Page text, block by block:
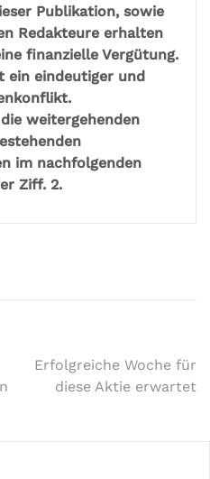
Publikation, sowie
Redakteure erhalten
finanzielle Vergütung.
ein eindeutiger und
weitergehenden
im nachfolgenden
Ziff. 2.
Erfolgreiche Woche für
diese Aktie erwartet